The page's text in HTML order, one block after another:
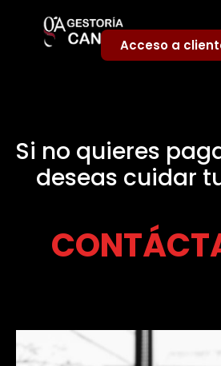
Acceso a
Si no quieres
deseas cuidar